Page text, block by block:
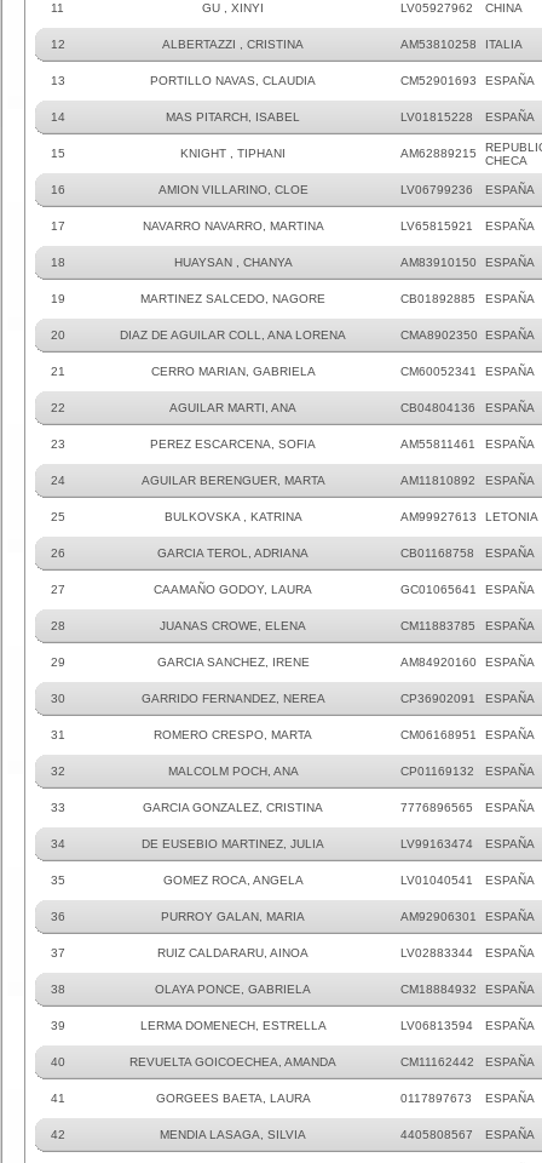
11 GU , XINYI LV05927962 CHINA
12 ALBERTAZZI , CRISTINA AM53810258 ITALIA
13 PORTILLO NAVAS, CLAUDIA CM52901693 ESPAÑA
14 MAS PITARCH, ISABEL LV01815228 ESPAÑA
15 KNIGHT , TIPHANI AM62889215
CHECA
16 AMION VILLARINO, CLOE LV06799236 ESPAÑA
17 NAVARRO NAVARRO, MARTINA LV65815921 ESPAÑA
18 HUAYSAN , CHANYA AM83910150 ESPAÑA
19 MARTINEZ SALCEDO, NAGORE CB01892885 ESPAÑA
20 DIAZ DE AGUILAR COLL, ANA LORENA CMA8902350 ESPAÑA
21 CERRO MARIAN, GABRIELA CM60052341 ESPAÑA
22 AGUILAR MARTI, ANA CB04804136 ESPAÑA
23 PEREZ ESCARCENA, SOFIA AM55811461 ESPAÑA
24 AGUILAR BERENGUER, MARTA AM11810892 ESPAÑA
25 BULKOVSKA , KATRINA AM99927613 LETONIA
26 GARCIA TEROL, ADRIANA CB01168758 ESPAÑA
27 CAAMAÑO GODOY, LAURA GC01065641 ESPAÑA
28 JUANAS CROWE, ELENA CM11883785 ESPAÑA
29 GARCIA SANCHEZ, IRENE AM84920160 ESPAÑA
30 GARRIDO FERNANDEZ, NEREA CP36902091 ESPAÑA
31 ROMERO CRESPO, MARTA CM06168951 ESPAÑA
32 MALCOLM POCH, ANA CP01169132 ESPAÑA
33 GARCIA GONZALEZ, CRISTINA 7776896565 ESPAÑA
34 DE EUSEBIO MARTINEZ, JULIA LV99163474 ESPAÑA
35 GOMEZ ROCA, ANGELA LV01040541 ESPAÑA
36 PURROY GALAN, MARIA AM92906301 ESPAÑA
37 RUIZ CALDARARU, AINOA LV02883344 ESPAÑA
38 OLAYA PONCE, GABRIELA CM18884932 ESPAÑA
39 LERMA DOMENECH, ESTRELLA LV06813594 ESPAÑA
40 REVUELTA GOICOECHEA, AMANDA CM11162442 ESPAÑA
41 GORGEES BAETA, LAURA 0117897673 ESPAÑA
42 MENDIA LASAGA, SILVIA 4405808567 ESPAÑA